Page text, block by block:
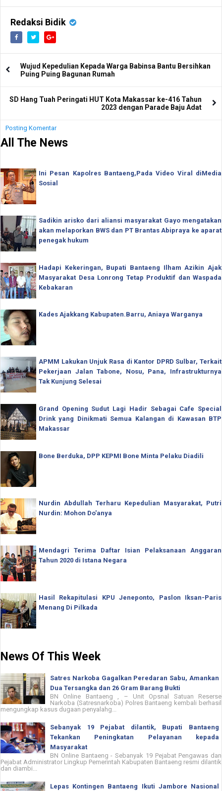
Redaksi Bidik
Wujud Kepedulian Kepada Warga Babinsa Bantu Bersihkan
Puing Puing Bagunan Rumah
SD Hang Tuah Peringati HUT Kota Makassar ke-416 Tahun
2023 dengan Parade Baju Adat
Posting Komentar
All The News
Ini Pesan Kapolres Bantaeng,Pada Video Viral diMedia
Sosial
Sadikin arisko dari aliansi masyarakat Gayo mengatakan
akan melaporkan BWS dan PT Brantas Abipraya ke aparat
penegak hukum
Hadapi Kekeringan, Bupati Bantaeng Ilham Azikin Ajak
Masyarakat Desa Lonrong Tetap Produktif dan Waspada
Kebakaran
Kades Ajakkang Kabupaten.Barru, Aniaya Warganya
APMM Lakukan Unjuk Rasa di Kantor DPRD Sulbar, Terkait
Pekerjaan Jalan Tabone, Nosu, Pana, Infrastrukturnya
Tak Kunjung Selesai
Grand Opening Sudut Lagi Hadir Sebagai Cafe Special
Drink yang Dinikmati Semua Kalangan di Kawasan BTP
Makassar
Bone Berduka, DPP KEPMI Bone Minta Pelaku Diadili
Nurdin Abdullah Terharu Kepedulian Masyarakat, Putri
Nurdin: Mohon Do'anya
Mendagri Terima Daftar Isian Pelaksanaan Anggaran
Tahun 2020 di Istana Negara
Hasil Rekapitulasi KPU Jeneponto, Paslon Iksan-Paris
Menang Di Pilkada
News Of This Week
Satres Narkoba Gagalkan Peredaran Sabu, Amankan
Dua Tersangka dan 26 Gram Barang Bukti
BN Online Bantaeng , – Unit Opsnal Satuan Reserse
Narkoba (Satresnarkoba) Polres Bantaeng kembali berhasil
mengungkap kasus dugaan penyalahg...
Sebanyak 19 Pejabat dilantik, Bupati Bantaeng
Tekankan Peningkatan Pelayanan kepada
Masyarakat
BN Online Bantaeng - Sebanyak 19 Pejabat Pengawas dan
Pejabat Administrator Lingkup Pemerintah Kabupaten Bantaeng resmi dilantik
dan diambi...
Lepas Kontingen Bantaeng Ikuti Jambore Nasional